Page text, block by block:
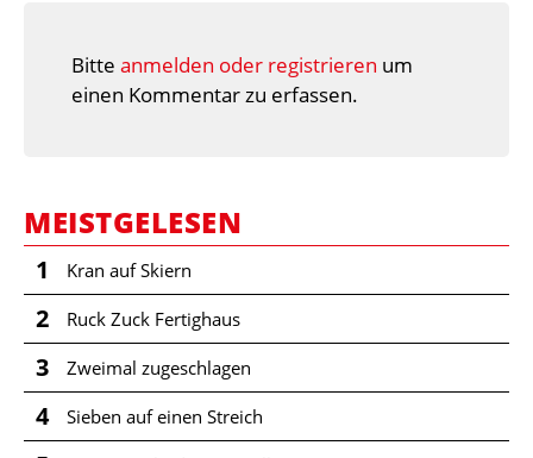
Bitte anmelden oder registrieren um
einen Kommentar zu erfassen.
MEISTGELESEN
1 Kran auf Skiern
2 Ruck Zuck Fertighaus
3 Zweimal zugeschlagen
4 Sieben auf einen Streich